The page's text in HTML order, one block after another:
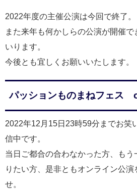
2022年度の主催公演は今回で終了。
また来年も何かしらの公演が開催で
いります。
今後とも宜しくお願いいたします。
パッションものまねフェス
2022年12月15日23時59分までお笑
信中です。
当日ご都合の合わなかった方、も
りたい方、是非ともオンライン公演
せ。